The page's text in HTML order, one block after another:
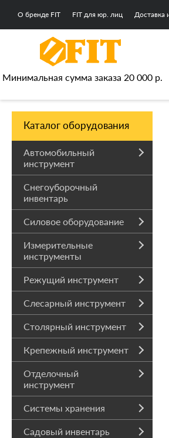
О бренде FIT FIT для юр. лиц Доставка
Минимальная сумма заказа 20 000 р.
Каталог оборудования
Автомобильный
инструмент
Снегоуборочный
инвентарь
Силовое оборудование
Измерительные
инструменты
Режущий инструмент
Слесарный инструмент
Столярный инструмент
Крепежный инструмент
Отделочный
инструмент
Системы хранения
Садовый инвентарь